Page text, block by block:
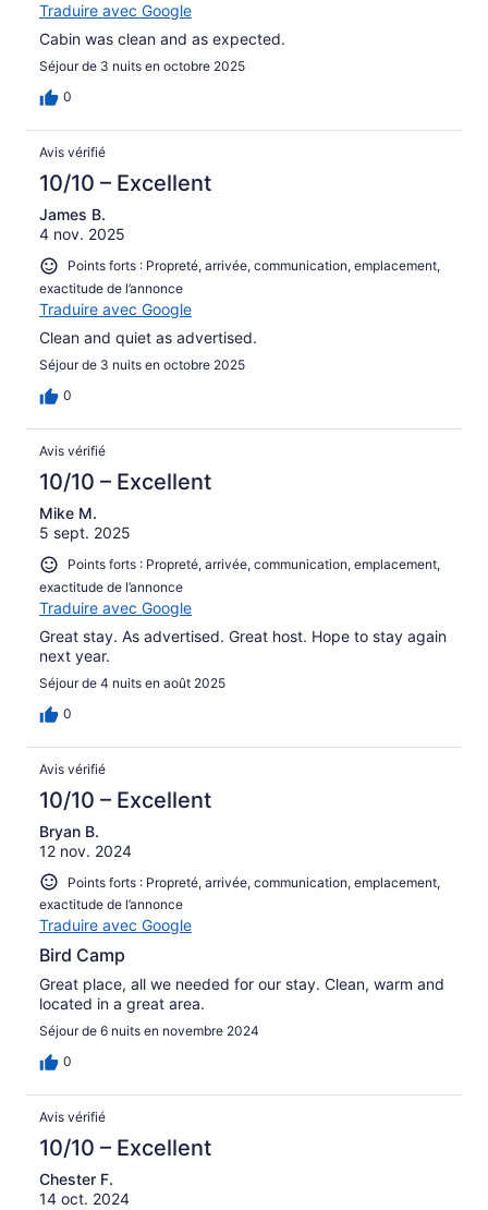
Traduire avec Google
Cabin was clean and as expected.
Séjour de 3 nuits en octobre 2025
0
Avis vérifié
10/10 – Excellent
James B.
4 nov. 2025
Points forts : Propreté, arrivée, communication, emplacement,
exactitude de l’annonce
Traduire avec Google
Clean and quiet as advertised.
Séjour de 3 nuits en octobre 2025
0
Avis vérifié
10/10 – Excellent
Mike M.
5 sept. 2025
Points forts : Propreté, arrivée, communication, emplacement,
exactitude de l’annonce
Traduire avec Google
Great stay. As advertised. Great host. Hope to stay again
next year.
Séjour de 4 nuits en août 2025
0
Avis vérifié
10/10 – Excellent
Bryan B.
12 nov. 2024
Points forts : Propreté, arrivée, communication, emplacement,
exactitude de l’annonce
Traduire avec Google
Bird Camp
Great place, all we needed for our stay. Clean, warm and
located in a great area.
Séjour de 6 nuits en novembre 2024
0
Avis vérifié
10/10 – Excellent
Chester F.
14 oct. 2024